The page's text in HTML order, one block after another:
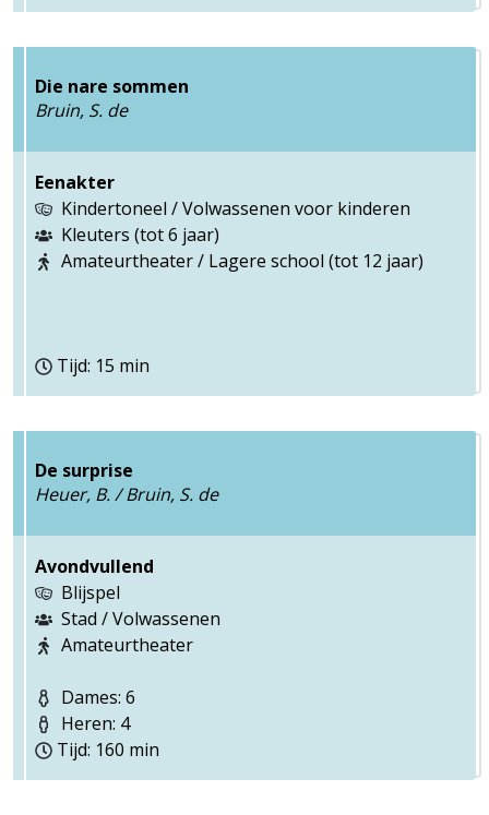
Die nare sommen
Bruin, S. de
Eenakter
Kindertoneel / Volwassenen voor kinderen
Kleuters (tot 6 jaar)
Amateurtheater / Lagere school (tot 12 jaar)
Tijd: 15 min
De surprise
Heuer, B. / Bruin, S. de
Avondvullend
Blijspel
Stad / Volwassenen
Amateurtheater
Dames: 6
Heren: 4
Tijd: 160 min